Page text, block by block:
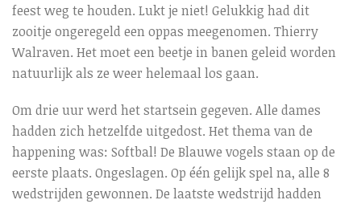
feest weg te houden. Lukt je niet! Gelukkig had dit
zooitje ongeregeld een oppas meegenomen. Thierry
Walraven. Het moet een beetje in banen geleid worden
natuurlijk als ze weer helemaal los gaan.
Om drie uur werd het startsein gegeven. Alle dames
hadden zich hetzelfde uitgedost. Het thema van de
happening was: Softbal! De Blauwe vogels staan op de
eerste plaats. Ongeslagen. Op één gelijk spel na, alle 8
wedstrijden gewonnen. De laatste wedstrijd hadden